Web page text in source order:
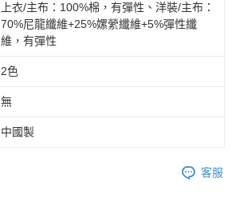
上衣/主布：100%棉，有彈性、洋裝/主布：
70%尼龍纖維+25%嫘縈纖維+5%彈性纖
維，有彈性
2色
無
中國製
客服